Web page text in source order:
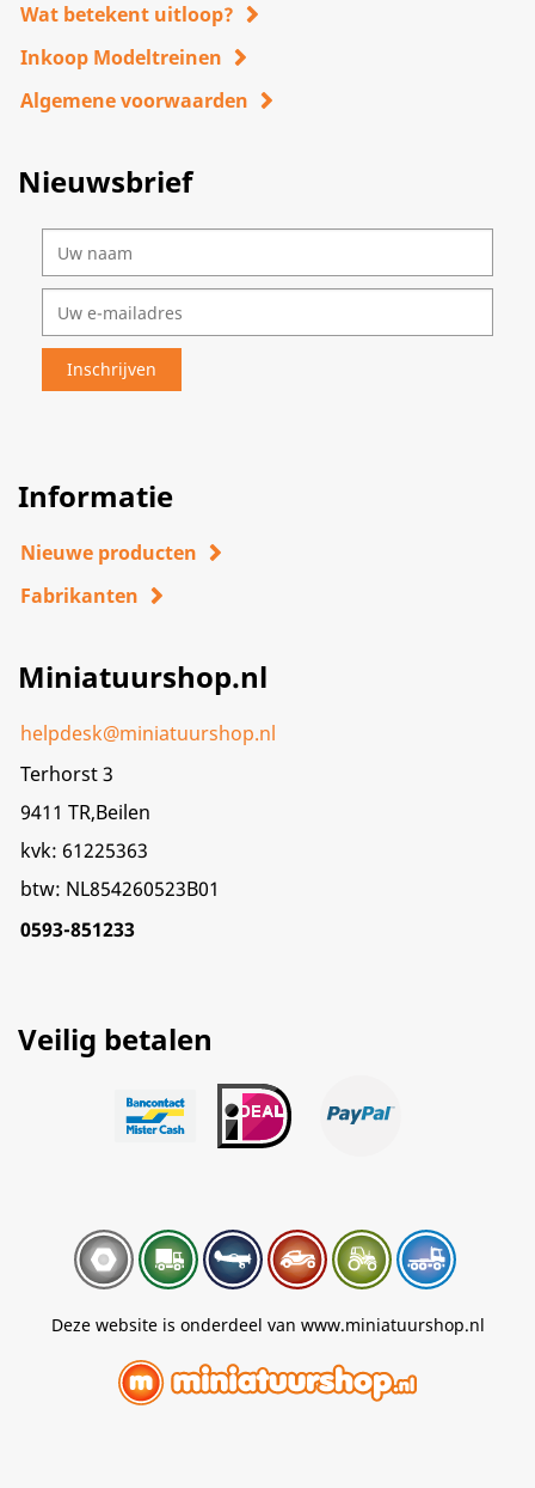
Wat betekent uitloop?
Inkoop Modeltreinen
Algemene voorwaarden
Nieuwsbrief
Informatie
Nieuwe producten
Fabrikanten
Miniatuurshop.nl
helpdesk@miniatuurshop.nl
Terhorst 3
9411 TR,Beilen
kvk: 61225363
btw: NL854260523B01
0593-851233
Veilig betalen
Deze website is onderdeel van www.miniatuurshop.nl